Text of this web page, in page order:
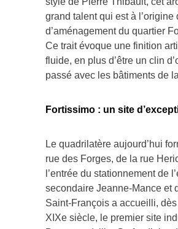
grand talent qui est à l’origine
d’aménagement du quartier
Ce trait évoque une finition
fluide, en plus d’être un clin
passé avec les bâtiments de la
rue des Forges, de la rue
l’entrée du stationnement de
secondaire Jeanne-Mance et
Saint-François a accueilli,
XIXe siècle, le premier site
Drummondville. Ce fut d’abord